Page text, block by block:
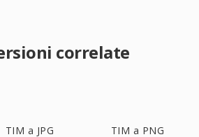
correlate
TIM a JPG TIM a PNG